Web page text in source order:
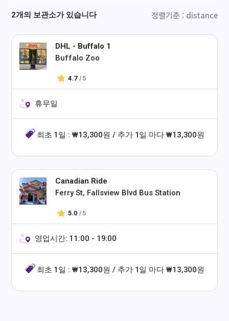
2개의 보관소가 있습니다 정렬기준 : distance
DHL - Buffalo 1
Buffalo Zoo
4.7 / 5
휴무일
최초 1일 : ₩13,300원 / 추가 1일 마다 ₩13,300원
Canadian Ride
Ferry St, Fallsview Blvd Bus Station
5.0 / 5
영업시간: 11:00 - 19:00
최초 1일 : ₩13,300원 / 추가 1일 마다 ₩13,300원